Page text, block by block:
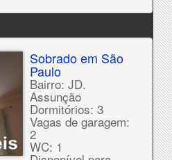
Sobrado em São
Paulo
Bairro: JD.
Assunção
Dormitórios: 3
Vagas de garagem:
2
WC: 1